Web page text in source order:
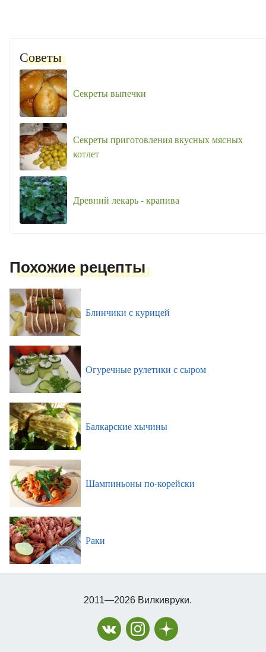
Советы
Секреты выпечки
Секреты приготовления вкусных мясных
котлет
Древний лекарь - крапива
Похожие рецепты
Блинчики с курицей
Огуречные рулетики с сыром
Балкарские хычины
Шампиньоны по-корейски
Раки
2011—2026 Вилкивруки.